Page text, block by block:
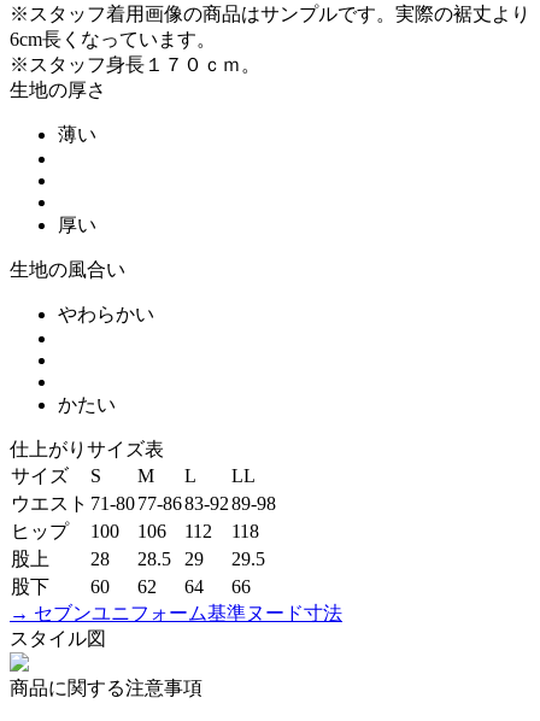
※スタッフ着用画像の商品はサンプルです。実際の裾丈より
6cm長くなっています。
※スタッフ身長１７０ｃｍ。
生地の厚さ
薄い
厚い
生地の風合い
やわらかい
かたい
仕上がりサイズ表
サイズ
S M L
LL
ウエスト 71-8077-8683-9289-98
ヒップ
100 106 112
118
股上
28 28.5 29
29.5
股下
60 62 64
66
→ セブンユニフォーム基準ヌード寸法
スタイル図
商品に関する注意事項